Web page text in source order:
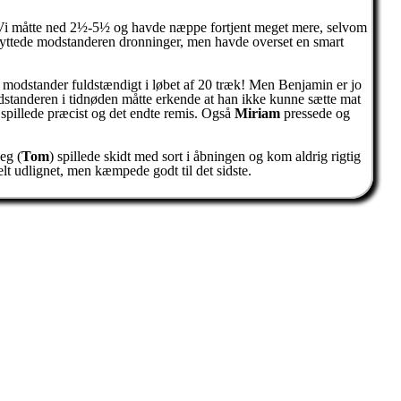
ned 2½-5½ og havde næppe fortjent meget mere, selvom
modstanderen dronninger, men havde overset en smart
fuldstændigt i løbet af 20 træk! Men Benjamin er jo
i tidnøden måtte erkende at han ikke kunne sætte mat
præcist og det endte remis. Også Miriam pressede og
(Tom) spillede skidt med sort i åbningen og kom aldrig rigtig
udlignet, men kæmpede godt til det sidste.